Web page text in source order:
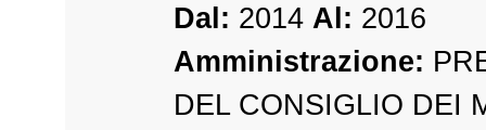
Dal: 2014 Al: 2016
Amministrazione:
DEL CONSIGLIO DEI